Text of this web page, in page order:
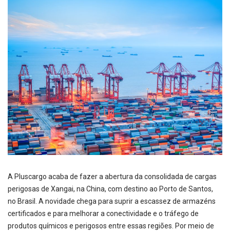
A Pluscargo acaba de fazer a abertura da consolidada de cargas
perigosas de Xangai, na China, com destino ao Porto de Santos,
no Brasil. A novidade chega para suprir a escassez de armazéns
certificados e para melhorar a conectividade e o tráfego de
produtos químicos e perigosos entre essas regiões. Por meio de